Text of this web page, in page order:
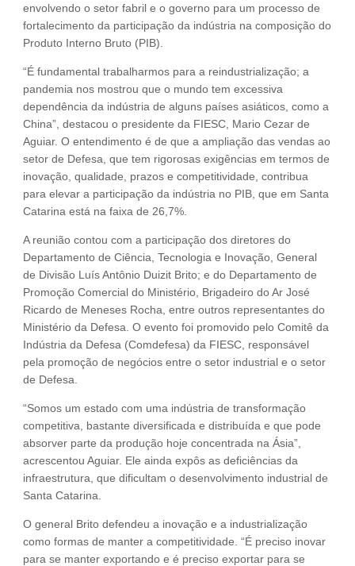
envolvendo o setor fabril e o governo para um processo de
fortalecimento da participação da indústria na composição do
Produto Interno Bruto (PIB).
“É fundamental trabalharmos para a reindustrialização; a
pandemia nos mostrou que o mundo tem excessiva
dependência da indústria de alguns países asiáticos, como a
China”, destacou o presidente da FIESC, Mario Cezar de
Aguiar. O entendimento é de que a ampliação das vendas ao
setor de Defesa, que tem rigorosas exigências em termos de
inovação, qualidade, prazos e competitividade, contribua
para elevar a participação da indústria no PIB, que em Santa
Catarina está na faixa de 26,7%.
A reunião contou com a participação dos diretores do
Departamento de Ciência, Tecnologia e Inovação, General
de Divisão Luís Antônio Duizit Brito; e do Departamento de
Promoção Comercial do Ministério, Brigadeiro do Ar José
Ricardo de Meneses Rocha, entre outros representantes do
Ministério da Defesa. O evento foi promovido pelo Comitê da
Indústria da Defesa (Comdefesa) da FIESC, responsável
pela promoção de negócios entre o setor industrial e o setor
de Defesa.
“Somos um estado com uma indústria de transformação
competitiva, bastante diversificada e distribuída e que pode
absorver parte da produção hoje concentrada na Ásia”,
acrescentou Aguiar. Ele ainda expôs as deficiências da
infraestrutura, que dificultam o desenvolvimento industrial de
Santa Catarina.
O general Brito defendeu a inovação e a industrialização
como formas de manter a competitividade. “É preciso inovar
para se manter exportando e é preciso exportar para se